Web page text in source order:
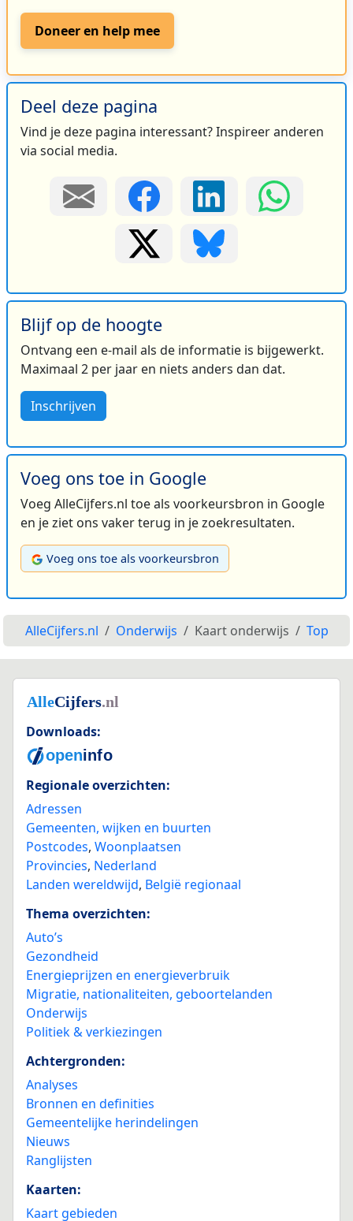
Doneer en help mee
Deel deze pagina
Vind je deze pagina interessant? Inspireer anderen
via social media.
Blijf op de hoogte
Ontvang een e-mail als de informatie is bijgewerkt.
Maximaal 2 per jaar en niets anders dan dat.
Inschrijven
Voeg ons toe in Google
Voeg AlleCijfers.nl toe als voorkeursbron in Google
en je ziet ons vaker terug in je zoekresultaten.
Voeg ons toe als voorkeursbron
AlleCijfers.nl Onderwijs Kaart onderwijs Top
Downloads:
Regionale overzichten:
Adressen
Gemeenten, wijken en buurten
Postcodes, Woonplaatsen
Provincies, Nederland
Landen wereldwijd, België regionaal
Thema overzichten:
Auto’s
Gezondheid
Energieprijzen en energieverbruik
Migratie, nationaliteiten, geboortelanden
Onderwijs
Politiek & verkiezingen
Achtergronden:
Analyses
Bronnen en definities
Gemeentelijke herindelingen
Nieuws
Ranglijsten
Kaarten:
Kaart gebieden